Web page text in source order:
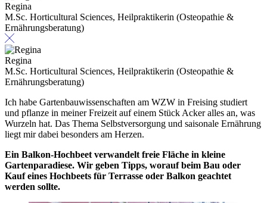
Regina
M.Sc. Horticultural Sciences, Heilpraktikerin (Osteopathie &
Ernährungsberatung)
Regina
M.Sc. Horticultural Sciences, Heilpraktikerin (Osteopathie &
Ernährungsberatung)
Ich habe Gartenbauwissenschaften am WZW in Freising studiert
und pflanze in meiner Freizeit auf einem Stück Acker alles an, was
Wurzeln hat. Das Thema Selbstversorgung und saisonale Ernährung
liegt mir dabei besonders am Herzen.
Ein Balkon-Hochbeet verwandelt freie Fläche in kleine
Gartenparadiese. Wir geben Tipps, worauf beim Bau oder
Kauf eines Hochbeets für Terrasse oder Balkon geachtet
werden sollte.